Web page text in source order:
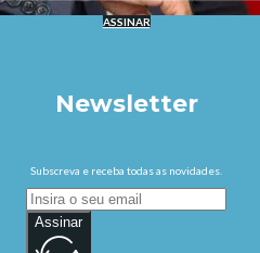
ASSINAR
Newsletter
Subscreva e receba todas as novidades.
Assinar